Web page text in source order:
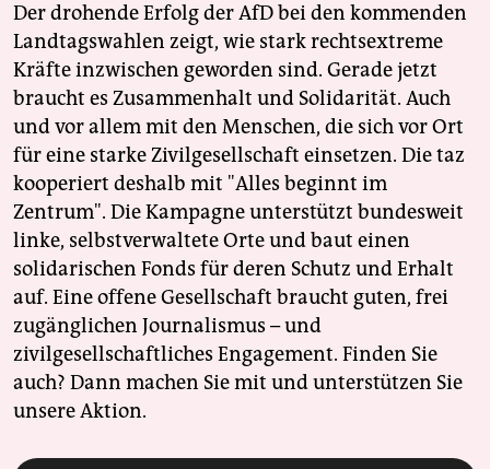
Der drohende Erfolg der AfD bei den kommenden
Landtagswahlen zeigt, wie stark rechtsextreme
Kräfte inzwischen geworden sind. Gerade jetzt
braucht es Zusammenhalt und Solidarität. Auch
und vor allem mit den Menschen, die sich vor Ort
für eine starke Zivilgesellschaft einsetzen. Die taz
kooperiert deshalb mit "Alles beginnt im
Zentrum". Die Kampagne unterstützt bundesweit
linke, selbstverwaltete Orte und baut einen
solidarischen Fonds für deren Schutz und Erhalt
auf. Eine offene Gesellschaft braucht guten, frei
zugänglichen Journalismus – und
zivilgesellschaftliches Engagement. Finden Sie
auch? Dann machen Sie mit und unterstützen Sie
unsere Aktion.